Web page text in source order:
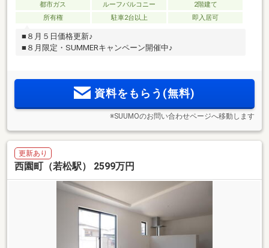
都市ガス ルーフバルコニー
2階建て
所有権
駐車2台以上 即入居可
■８月５日価格更新♪
■８月限定・SUMMERキャンペーン開催中♪
資料をもらう(無料)
※SUUMOのお問い合わせページへ移動します
更新あり
西園町（若松駅） 2599万円